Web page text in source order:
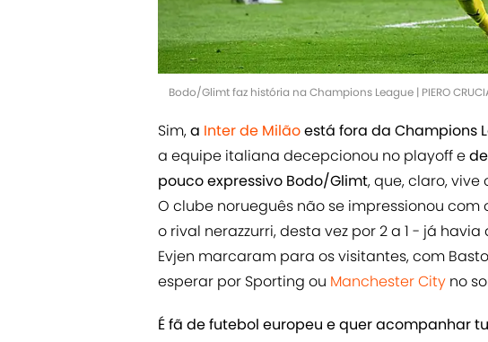
Bodo/Glimt faz história na Champions League | PIERO
Sim,a Inter de Milãoestá fora da Champions
a equipe italiana decepcionou no playoff e
pouco expressivo Bodo/Glimt, que, claro,
O clube norueguês não se impressionou com
o rival nerazzurri, desta vez por 2 a 1 - já
Evjen marcaram para os visitantes, com
esperar por Sporting ou Manchester City no
É fã de futebol europeu e quer acompanhar